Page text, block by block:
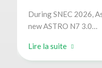
During SNEC 2026,
new ASTRO N7 3.0…
Lire la suite